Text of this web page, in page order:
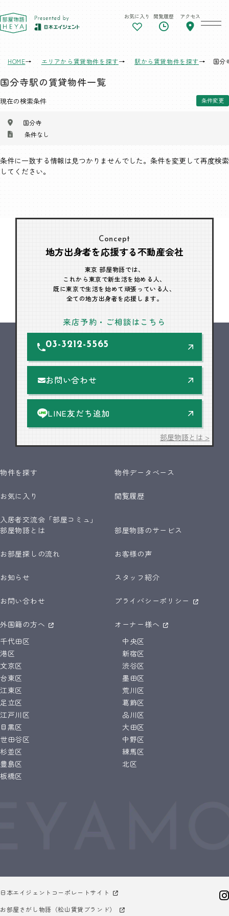
東京 部屋物語 お気に入り 閲覧履歴 アクセス
HOME エリアから賃貸物件を探す 駅から賃貸物件を探す 国分
国分寺駅の賃貸物件一覧
現在の検索条件 条件変更
国分寺
条件なし
条件に一致する情報は見つかりませんでした。条件を変更して再度検索
してください。
Concept
地方出身者を応援する不動産会社
東京 部屋物語では、
これから東京で新生活を始める人、
既に東京で生活を始めて頑張っている人、
全ての地方出身者を応援します。
来店予約・ご相談はこちら
03-3212-5565
お問い合わせ
LINE友だち追加
部屋物語とは >
物件を探す 物件データベース
お気に入り 閲覧履歴
入居者交流会「部屋コミュ」
部屋物語とは
部屋物語のサービス
お部屋探しの流れ お客様の声
お知らせ スタッフ紹介
お問い合わせ プライバシーポリシー
外国籍の方へ
オーナー様へ
千代田区
中央区
港区
新宿区
文京区
渋谷区
台東区
墨田区
江東区
荒川区
足立区
葛飾区
江戸川区
品川区
目黒区
大田区
世田谷区
中野区
杉並区
練馬区
豊島区
北区
板橋区
日本エイジェントコーポレートサイト
お部屋さがし物語（松山賃貸ブランド）